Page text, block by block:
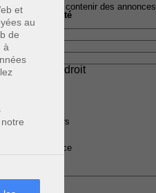
et
au
de
à
pouvant contenir des annonces
de
qualité
du droit
immobiliers
de justice